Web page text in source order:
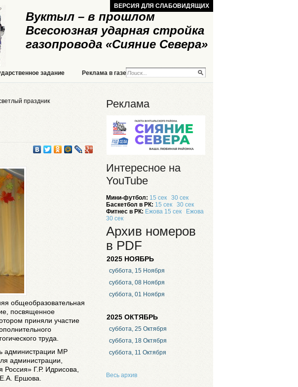
Вуктыл – в прошлом
Всесоюзная ударная стройка
газопровода «Сияние Севера»
ВЕРСИЯ ДЛЯ СЛАБОВИДЯЩИХ
задание Реклама в газете Реклама на сайте
праздник
общеобразовательная
посвященное
приняли участие
труда.
администрации МР
администрации,
Россия» Г.Р. Идрисова,
Ершова.
Реклама
Интересное на
YouTube
Мини-футбол: 15 сек
30 сек
Баскетбол в РК: 15 сек
30 сек
Фитнес в РК: Ежова 15 сек
Ежова
30 сек
Архив номеров
в PDF
2025 НОЯБРЬ
суббота, 15 Ноября
суббота, 08 Ноября
суббота, 01 Ноября
2025 ОКТЯБРЬ
суббота, 25 Октября
суббота, 18 Октября
суббота, 11 Октября
Весь архив